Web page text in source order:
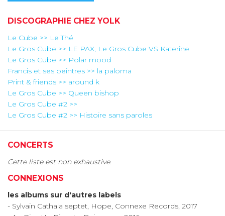
DISCOGRAPHIE CHEZ YOLK
Le Cube >> Le Thé
Le Gros Cube >> LE PAX, Le Gros Cube VS Katerine
Le Gros Cube >> Polar mood
Francis et ses peintres >> la paloma
Print & friends >> around k
Le Gros Cube >> Queen bishop
Le Gros Cube #2 >>
Le Gros Cube #2 >> Histoire sans paroles
CONCERTS
Cette liste est non exhaustive.
CONNEXIONS
les albums sur d'autres labels
- Sylvain Cathala septet, Hope, Connexe Records, 2017